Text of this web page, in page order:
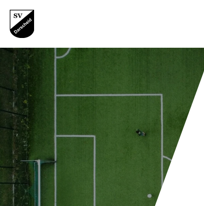
Zum
Hauptinhalt
springen